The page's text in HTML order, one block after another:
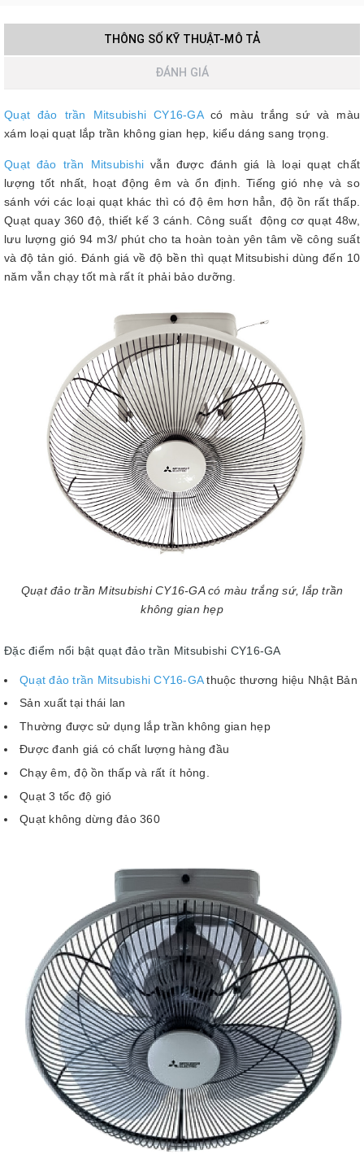
THÔNG SỐ KỸ THUẬT-MÔ TẢ
ĐÁNH GIÁ
Quạt đảo trần Mitsubishi CY16-GAcó màu trắng sứ và màu
xám loại quạt lắp trần không gian hẹp, kiểu dáng sang trọng.
Quạt đảo trần Mitsubishivẫn được đánh giá là loại quạt chất
lượng tốt nhất, hoạt động êm và ổn định. Tiếng gió nhẹ và so
sánh với các loại quạt khác thì có độ êm hơn hẳn, độ ồn rất thấp.
Quạt quay 360 độ, thiết kế 3 cánh. Công suất động cơ quạt 48w,
lưu lượng gió 94 m3/ phút cho ta hoàn toàn yên tâm về công suất
và độ tản gió. Đánh giá về độ bền thì quạt Mitsubishi dùng đến 10
năm vẫn chạy tốt mà rất ít phải bảo dưỡng.
Quạt đảo trần Mitsubishi CY16-GA có màu trắng sứ, lắp trần
không gian hẹp
Đặc điểm nổi bật quạt đảo trần Mitsubishi CY16-GA
Quạt đảo trần Mitsubishi CY16-GAthuộc thương hiệu Nhật Bản
Sản xuất tại thái lan
Thường được sử dụng lắp trần không gian hẹp
Được đanh giá có chất lượng hàng đầu
Chạy êm, độ ồn thấp và rất ít hỏng.
Quạt 3 tốc độ gió
Quạt không dừng đảo 360